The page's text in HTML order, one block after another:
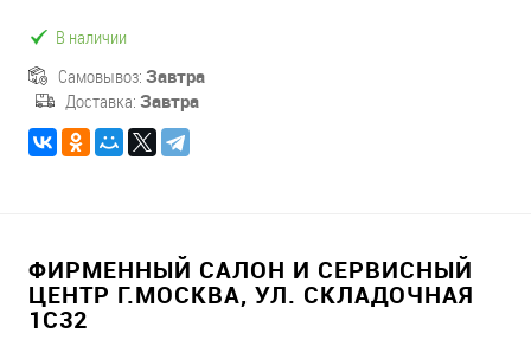
В наличии
Самовывоз: Завтра
Доставка: Завтра
ФИРМЕННЫЙ САЛОН И СЕРВИСНЫЙ
ЦЕНТР Г.МОСКВА, УЛ. СКЛАДОЧНАЯ
1С32